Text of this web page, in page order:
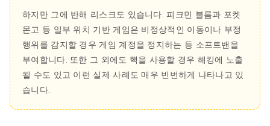
하지만 그에 반해 리스크도 있습니다. 피크민 블름과 포켓
몬고 등 일부 위치 기반 게임은 비정상적인 이동이나 부정
행위를 감지할 경우 게임 계정을 정지하는 등 소프트밴을
부여합니다. 또한 그 외에도 핵을 사용할 경우 해킹에 노출
될 수도 있고 이런 실제 사례도 매우 빈번하게 나타나고 있
습니다.